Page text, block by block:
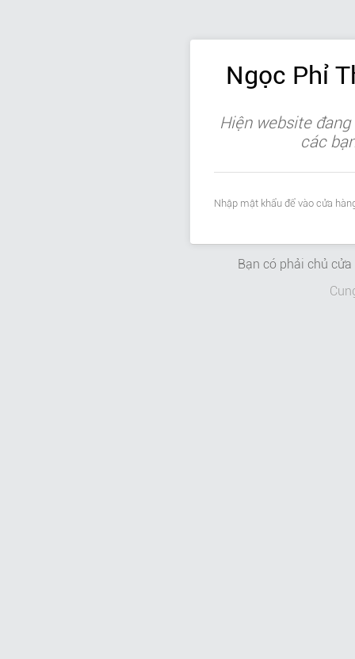
Ngọc Phỉ
Hiện website
các
Nhập mật khẩu để vào cửa
Bạn có phải chủ